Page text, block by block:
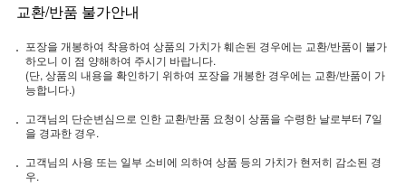
교환/반품 불가안내
포장을 개봉하여 착용하여 상품의 가치가 훼손된 경우에는 교환/반품이 불가
하오니 이 점 양해하여 주시기 바랍니다.
(단, 상품의 내용을 확인하기 위하여 포장을 개봉한 경우에는 교환/반품이 가
능합니다.)
고객님의 단순변심으로 인한 교환/반품 요청이 상품을 수령한 날로부터 7일
을 경과한 경우.
고객님의 사용 또는 일부 소비에 의하여 상품 등의 가치가 현저히 감소된 경
우.